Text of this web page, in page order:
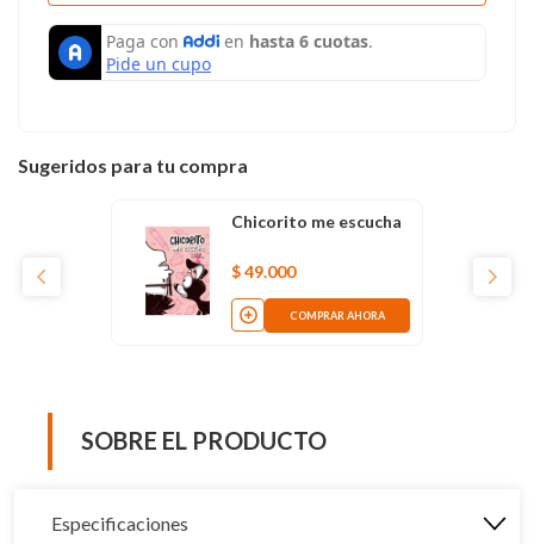
Sugeridos para tu compra
Chicorito me escucha
$49.000
COMPRAR AHORA
SOBRE EL PRODUCTO
Especificaciones